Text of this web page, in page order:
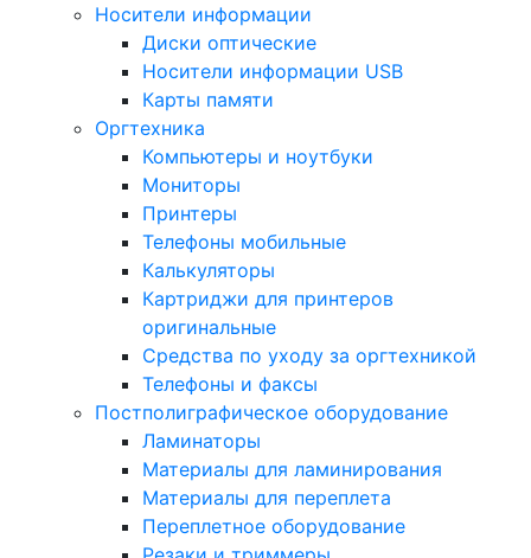
Носители информации
Диски оптические
Носители информации USB
Карты памяти
Оргтехника
Компьютеры и ноутбуки
Мониторы
Принтеры
Телефоны мобильные
Калькуляторы
Картриджи для принтеров
оригинальные
Средства по уходу за оргтехникой
Телефоны и факсы
Постполиграфическое оборудование
Ламинаторы
Материалы для ламинирования
Материалы для переплета
Переплетное оборудование